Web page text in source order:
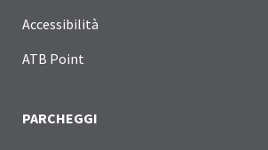
Accessibilità
ATB Point
PARCHEGGI